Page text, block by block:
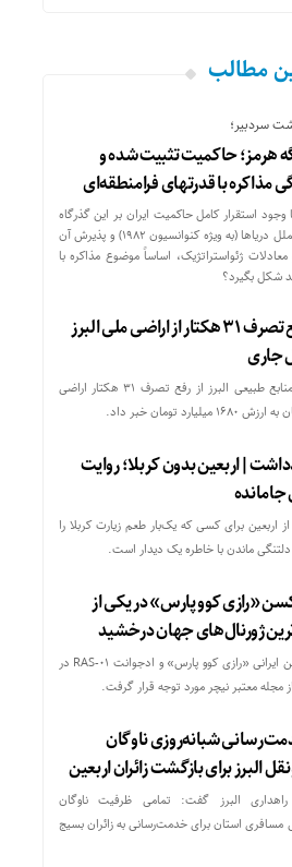
مطالب
سردبیر؛
هرمز؛ حاکمیت تثبیت شده و
مذاکره با قدرتهای فرامنطقه‌ای
استقرار کامل حاکمیت ایران بر این گذرگاه
حیاتی بر اساس حقوق بین الملل دریاها (به ویژه کنوانسیون ۱۹۸۲) و پذیرش آن
ژئواستراتژیک، اساساً موضوع مذاکره با
شکل بگیرد؟
رفع تصرف ۳۱ هکتار از اراضی ملی البرز
جاری
مدیرکل منابع طبیعی البرز از رفع تصرف ۳۱ هکتار اراضی
میلیارد تومان خبر داد.
بدون کربلا؛ روایت
اربعین برای کسی که یک‌بار طعم زیارت کربلا را
ماندن با خاطره یک دیدار است.
«رازی کوو پارس» در یکی از
ژورنال‌های جهان درخشید
نام واکسن ایرانی «رازی کوو پارس» و ادجوانت RAS-01 در
مجله معتبر نیچر مورد توجه قرار گرفت.
شبانه‌روزی ناوگان
البرز برای بازگشت زائران اربعین
البرز گفت: تمامی ظرفیت ناوگان
مسافری استان برای خدمت‌رسانی به زائران بسیج